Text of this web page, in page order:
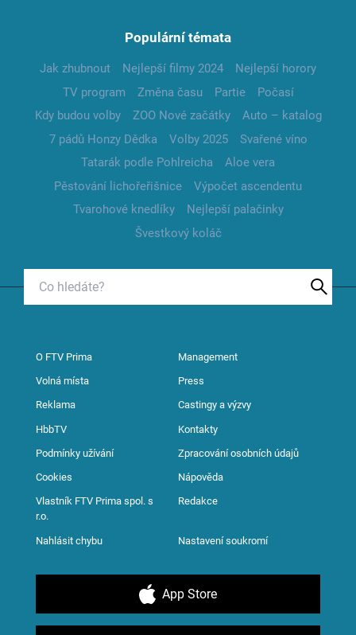
Populární témata
Jak zhubnout Nejlepší filmy 2024
Nejlepší horory
TV program
Změna času Partie
Počasí
Kdy budou volby
ZOO Nové začátky
Auto – katalog
7 pádů Honzy Dědka
Volby 2025
Svařené víno
Tatarák podle Pohlreicha
Aloe vera
Pěstování lichořeřišnice
Výpočet ascendentu
Tvarohové knedlíky
Nejlepší palačinky
Švestkový koláč
O FTV Prima Management
Volná místa Press
Reklama Castingy a výzvy
HbbTV Kontakty
Podmínky užívání Zpracování osobních údajů
Cookies Nápověda
Vlastník FTV Prima spol. s
r.o.
Redakce
Nahlásit chybu Nastavení soukromí
App Store